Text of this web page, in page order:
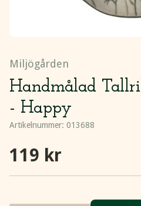
Miljögården
Handmålad
- Happy
Artikelnummer: 013688
119 kr